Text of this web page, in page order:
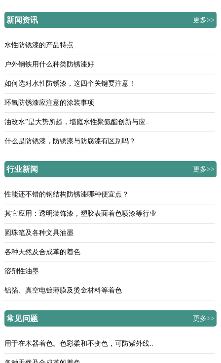
新闻资讯 更多>>
水性防锈漆的产品特点
户外钢铁用什么种类防锈漆好
如何选对水性防锈漆，这四个关键要注意！
环氧防锈漆应注意的涂装事项
油改水”是大势所趋，墙庭水性聚氨酯创新与应..
什么是防锈漆，防锈漆与防腐漆有区别吗？
行业新闻 更多>>
性能还不错的钢结构防锈漆哪种便宜点？
其它应用：透明装饰漆，塑胶表面着色喷漆等行业
圆珠笔及各种文具油墨
各种天然及合成革的着色
溶剂性油墨
铝箔、真空电镀薄膜及烫金材料等着色
常见问题 更多>>
用于在木器着色。色彩柔和不变色，可防紫外线..